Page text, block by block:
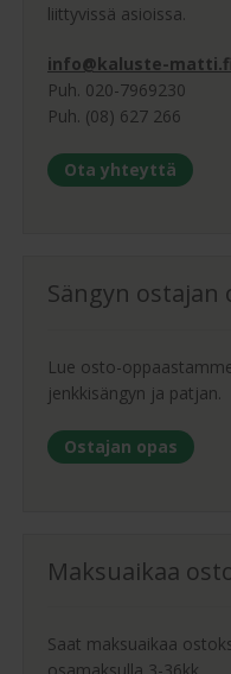
liittyvissä asioissa.
info@kaluste-matti.fi
Puh. 020-7969230
Puh. (08) 627 266
Ota yhteyttä
Sängyn ostajan
Lue osto-
jenkkisängyn ja patjan.
Ostajan opas
Maksuaikaa
Saat maksuaikaa